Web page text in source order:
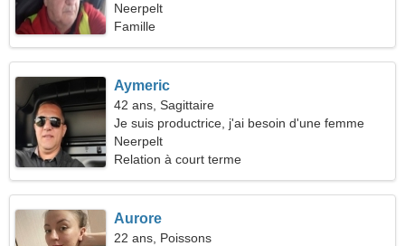
Neerpelt
Famille
Aymeric
42 ans, Sagittaire
Je suis productrice, j'ai besoin d'une femme
exceptionnelle
Neerpelt
Relation à court terme
Aurore
22 ans, Poissons